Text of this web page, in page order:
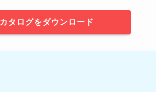
カタログをダウンロード